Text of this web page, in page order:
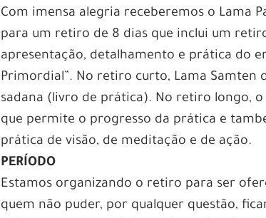
Com imensa alegria receberemos o Lama
para um retiro de 8 dias que inclui um
apresentação, detalhamento e prática do
Primordial”. No retiro curto, Lama Samten
sadana (livro de prática). No retiro longo,
que permite o progresso da prática e
prática de visão, de meditação e de ação.
PERÍODO
Estamos organizando o retiro para ser
quem não puder, por qualquer questão,